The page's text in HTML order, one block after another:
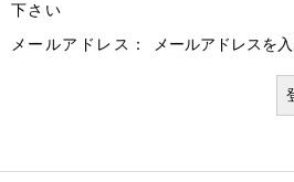
下さい
メールアドレス：